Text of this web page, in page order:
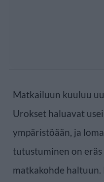
Matkailuun kuuluu
Urokset haluavat
ympäristöään, ja
tutustuminen on
matkakohde